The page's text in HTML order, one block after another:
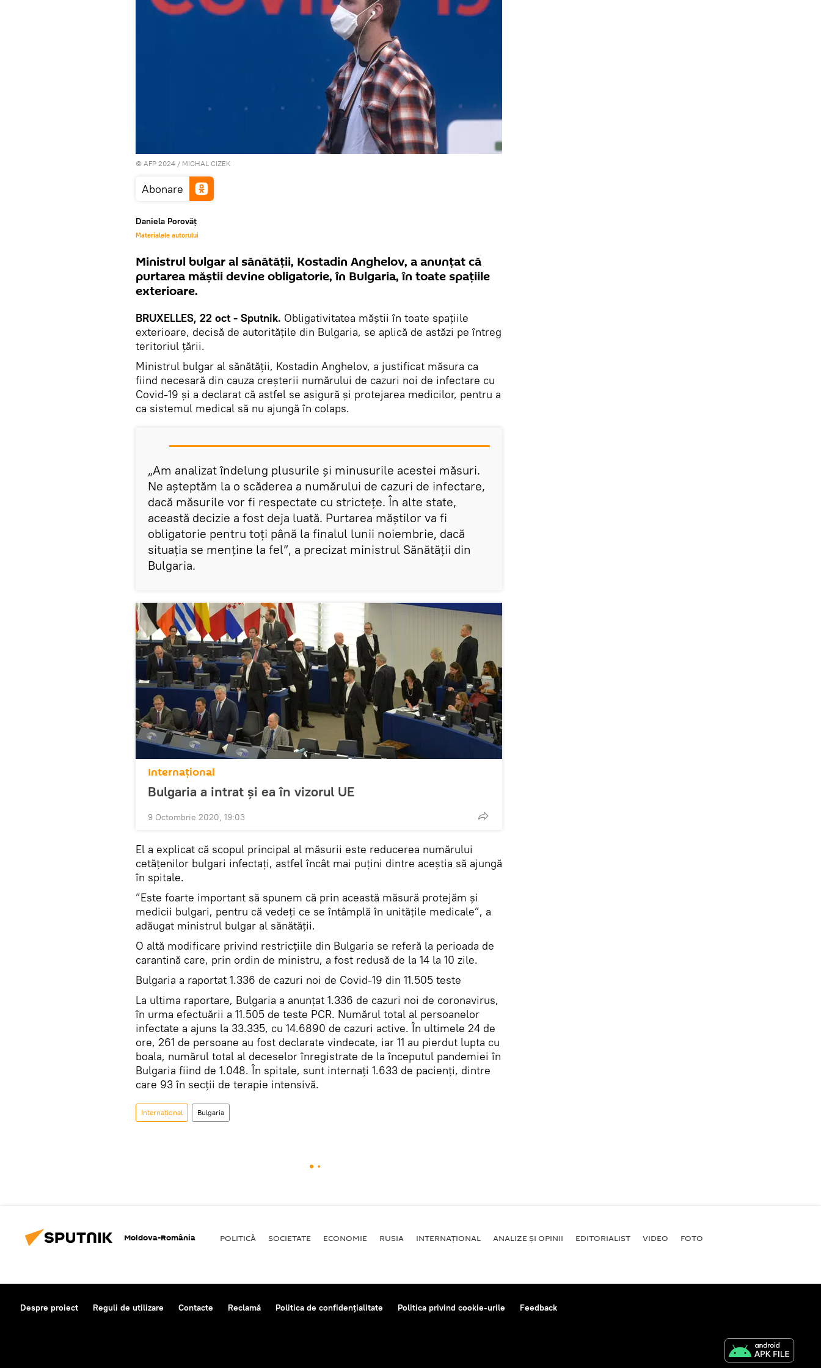
© AFP 2024 / MICHAL CIZEK
Abonare
Daniela Porovăț
Materialele autorului
Ministrul bulgar al sănătății, Kostadin Anghelov, a anunțat că
purtarea măștii devine obligatorie, în Bulgaria, în toate spațiile
exterioare.
BRUXELLES, 22 oct - Sputnik. Obligativitatea măștii în toate spațiile
exterioare, decisă de autoritățile din Bulgaria, se aplică de astăzi pe întreg
teritoriul țării.
Ministrul bulgar al sănătății, Kostadin Anghelov, a justificat măsura ca
fiind necesară din cauza creșterii numărului de cazuri noi de infectare cu
Covid-19 și a declarat că astfel se asigură și protejarea medicilor, pentru a
ca sistemul medical să nu ajungă în colaps.
„Am analizat îndelung plusurile şi minusurile acestei măsuri.
Ne aşteptăm la o scăderea a numărului de cazuri de infectare,
dacă măsurile vor fi respectate cu stricteţe. În alte state,
această decizie a fost deja luată. Purtarea măştilor va fi
obligatorie pentru toţi până la finalul lunii noiembrie, dacă
situaţia se menţine la fel”, a precizat ministrul Sănătății din
Bulgaria.
Internaţional
Bulgaria a intrat și ea în vizorul UE
9 Octombrie 2020, 19:03
El a explicat că scopul principal al măsurii este reducerea numărului
cetăţenilor bulgari infectaţi, astfel încât mai puţini dintre aceştia să ajungă
în spitale.
”Este foarte important să spunem că prin această măsură protejăm şi
medicii bulgari, pentru că vedeţi ce se întâmplă în unităţile medicale”, a
adăugat ministrul bulgar al sănătăţii.
O altă modificare privind restricțiile din Bulgaria se referă la perioada de
carantină care, prin ordin de ministru, a fost redusă de la 14 la 10 zile.
Bulgaria a raportat 1.336 de cazuri noi de Covid-19 din 11.505 teste
La ultima raportare, Bulgaria a anunțat 1.336 de cazuri noi de coronavirus,
în urma efectuării a 11.505 de teste PCR. Numărul total al persoanelor
infectate a ajuns la 33.335, cu 14.6890 de cazuri active. În ultimele 24 de
ore, 261 de persoane au fost declarate vindecate, iar 11 au pierdut lupta cu
boala, numărul total al deceselor înregistrate de la începutul pandemiei în
Bulgaria fiind de 1.048. În spitale, sunt internaţi 1.633 de pacienţi, dintre
care 93 în secţii de terapie intensivă.
Internaţional Bulgaria
Moldova-România POLITICĂ SOCIETATE ECONOMIE RUSIA INTERNAŢIONAL ANALIZE ȘI OPINII EDITORIALIST VIDEO FOTO
Despre proiect Reguli de utilizare Contacte Reclamă Politica de confidențialitate Politica privind cookie-urile Feedback